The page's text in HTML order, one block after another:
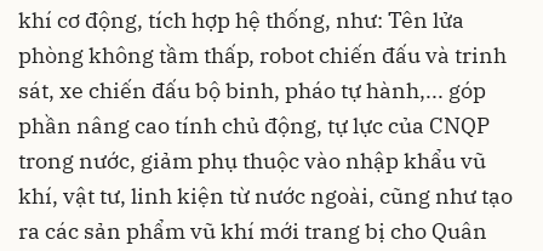
khí cơ động, tích hợp hệ thống, như: Tên lửa
phòng không tầm thấp, robot chiến đấu và trinh
sát, xe chiến đấu bộ binh, pháo tự hành,... góp
phần nâng cao tính chủ động, tự lực của CNQP
trong nước, giảm phụ thuộc vào nhập khẩu vũ
khí, vật tư, linh kiện từ nước ngoài, cũng như tạo
ra các sản phẩm vũ khí mới trang bị cho Quân